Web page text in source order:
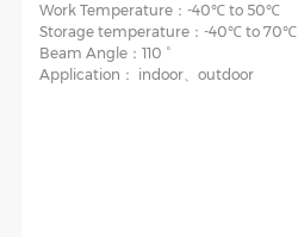
Work Temperature： -40℃ to 50℃
Storage temperature： -40℃ to 70℃
Beam Angle： 110 °
Application： indoor、outdoor